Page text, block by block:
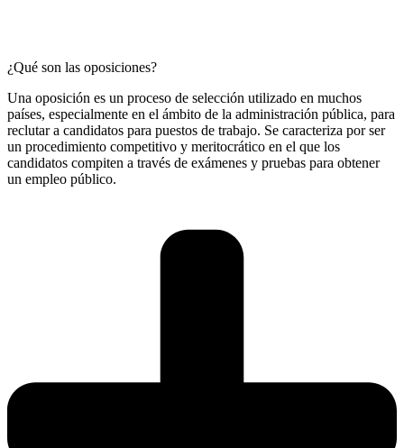
¿Qué son las oposiciones?
Una oposición es un proceso de selección utilizado en muchos
países, especialmente en el ámbito de la administración pública, para
reclutar a candidatos para puestos de trabajo. Se caracteriza por ser
un procedimiento competitivo y meritocrático en el que los
candidatos compiten a través de exámenes y pruebas para obtener
un empleo público.